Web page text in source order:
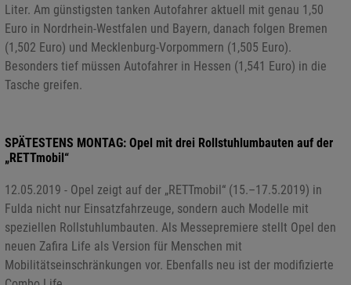
Liter. Am günstigsten tanken Autofahrer aktuell mit genau 1,50
Euro in Nordrhein-Westfalen und Bayern, danach folgen Bremen
(1,502 Euro) und Mecklenburg-Vorpommern (1,505 Euro).
Besonders tief müssen Autofahrer in Hessen (1,541 Euro) in die
Tasche greifen.
SPÄTESTENS MONTAG: Opel mit drei Rollstuhlumbauten auf der
„RETTmobil“
12.05.2019 - Opel zeigt auf der „RETTmobil“ (15.–17.5.2019) in
Fulda nicht nur Einsatzfahrzeuge, sondern auch Modelle mit
speziellen Rollstuhlumbauten. Als Messepremiere stellt Opel den
neuen Zafira Life als Version für Menschen mit
Mobilitätseinschränkungen vor. Ebenfalls neu ist der modifizierte